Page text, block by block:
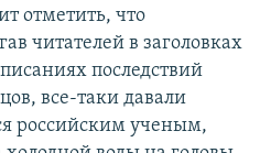
отметить, что
читателей в заголовках
последствий
все-таки давали
российским ученым,